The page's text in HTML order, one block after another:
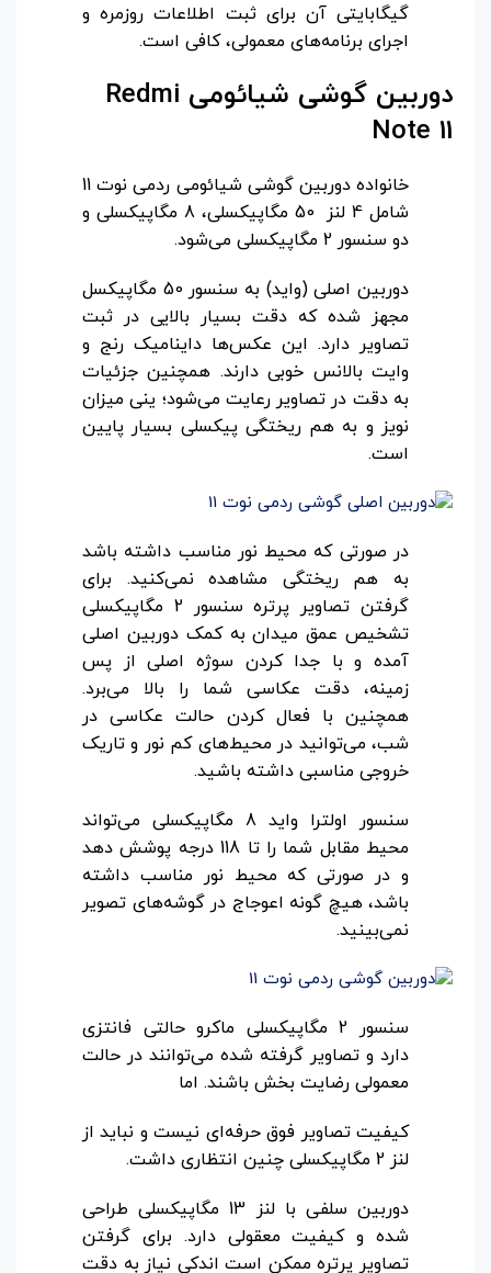
گیگابایتی آن برای ثبت اطلاعات روزمره و
اجرای برنامه‌های معمولی، کافی است.
دوربین گوشی شیائومی Redmi
Note 11
خانواده دوربین گوشی شیائومی ردمی نوت 11
شامل 4 لنز 50 مگاپیکسلی، 8 مگاپیکسلی و
دو سنسور 2 مگاپیکسلی می‌شود.
دوربین اصلی (واید) به سنسور 50 مگاپیکسل
مجهز شده که دقت بسیار بالایی در ثبت
تصاویر دارد. این عکس‌ها داینامیک رنج و
وایت بالانس خوبی دارند. همچنین جزئیات
به دقت در تصاویر رعایت می‌شود؛ ینی میزان
نویز و به هم ریختگی پیکسلی بسیار پایین
است.
در صورتی که محیط نور مناسب داشته باشد
به هم ریختگی مشاهده نمی‌کنید. برای
گرفتن تصاویر پرتره سنسور 2 مگاپیکسلی
تشخیص عمق میدان به کمک دوربین اصلی
آمده و با جدا کردن سوژه اصلی از پس
زمینه، دقت عکاسی شما را بالا می‌برد.
همچنین با فعال کردن حالت عکاسی در
شب، می‌توانید در محیط‌های کم نور و تاریک
خروجی مناسبی داشته باشید.
سنسور اولترا واید 8 مگاپیکسلی می‌تواند
محیط مقابل شما را تا 118 درجه پوشش دهد
و در صورتی ‌که محیط نور مناسب داشته
باشد، هیچ گونه اعوجاج در گوشه‌های تصویر
نمی‌بینید.
سنسور 2 مگاپیکسلی ماکرو حالتی فانتزی
دارد و تصاویر گرفته شده می‌توانند در حالت
معمولی رضایت بخش باشند. اما
کیفیت تصاویر فوق حرفه‌ای نیست و نباید از
لنز 2 مگاپیکسلی چنین انتظاری داشت.
دوربین سلفی با لنز 13 مگاپیکسلی طراحی
شده و کیفیت معقولی دارد. برای گرفتن
تصاویر پرتره ممکن است اندکی نیاز به دقت